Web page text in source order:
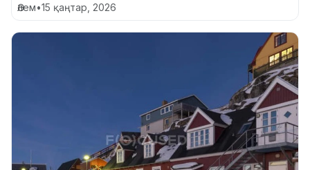
Әлем•15 қаңтар, 2026